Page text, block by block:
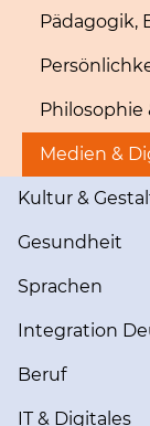
Pädagogik,
Philosophie
Medien &
Kultur &
Gesundheit
Sprachen
Integration
Beruf
IT & Digitales